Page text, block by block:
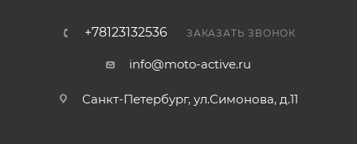
+78123132536 ЗАКАЗАТЬ ЗВОНОК
info@moto-active.ru
Санкт-Петербург, ул.Симонова, д.11